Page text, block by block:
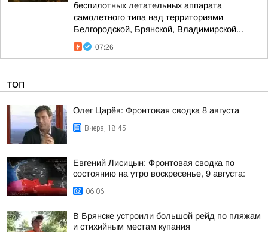
беспилотных летательных аппарата
самолетного типа над территориями
Белгородской, Брянской, Владимирской...
07:26
ТОП
Олег Царёв: Фронтовая сводка 8 августа
Вчера, 18:45
Евгений Лисицын: Фронтовая сводка по
состоянию на утро воскресенье, 9 августа:
06:06
В Брянске устроили большой рейд по пляжам
и стихийным местам купания